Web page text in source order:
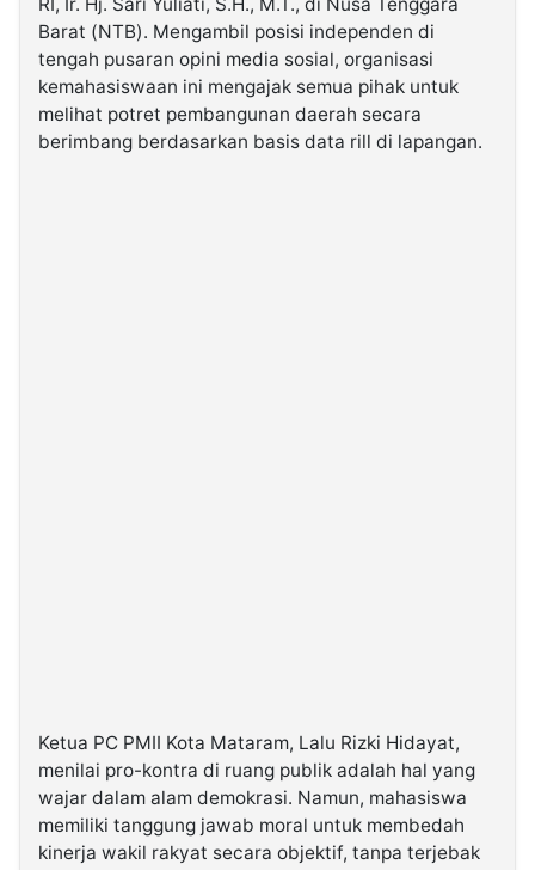
2026
Kabarbaru
Media
Holding
Barat (NTB). Mengambil posisi independen di
tengah pusaran opini media sosial, organisasi
kemahasiswaan ini mengajak semua pihak untuk
melihat potret pembangunan daerah secara
berimbang berdasarkan basis data rill di lapangan.
Ketua PC PMII Kota Mataram, Lalu Rizki Hidayat,
menilai pro-kontra di ruang publik adalah hal yang
wajar dalam alam demokrasi. Namun, mahasiswa
memiliki tanggung jawab moral untuk membedah
kinerja wakil rakyat secara objektif, tanpa terjebak